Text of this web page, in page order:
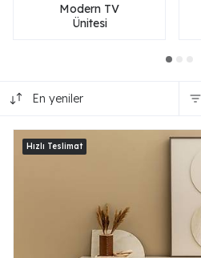
Modern TV
Ünitesi
En yeniler